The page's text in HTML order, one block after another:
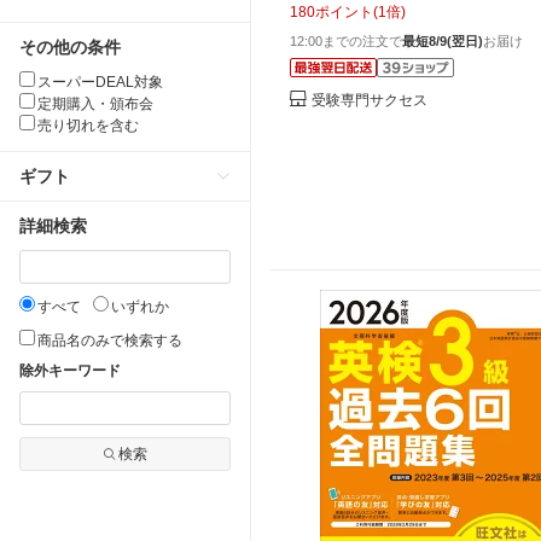
その他の条件
スーパーDEAL対象
定期購入・頒布会
売り切れを含む
ギフト
詳細検索
すべて
いずれか
商品名のみで検索する
除外キーワード
検索
問の傾向と対策 / 面接 志望理由
料 / 受験専門サクセス
180ポイント (1倍)
12:00までの注文で最短8/9(翌日)お届け
受験専門サクセス